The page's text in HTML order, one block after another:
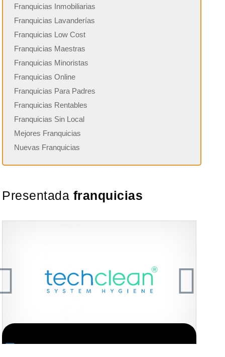
Franquicias Inmobiliarias
Franquicias Lavanderías
Franquicias Low Cost
Franquicias Maestras
Franquicias Minoristas
Franquicias Online
Franquicias Para Padres
Franquicias Rentables
Franquicias Sin Local
Mejores Franquicias
Nuevas Franquicias
Presentada franquicias